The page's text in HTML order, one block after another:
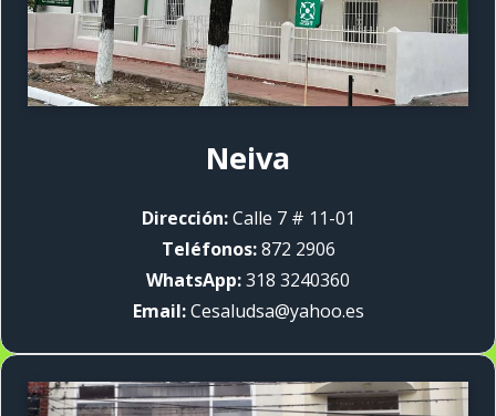
Neiva
Dirección:Calle 7 # 11-01
Teléfonos:872 2906
WhatsApp:318 3240360
Email:Cesaludsa@yahoo.es